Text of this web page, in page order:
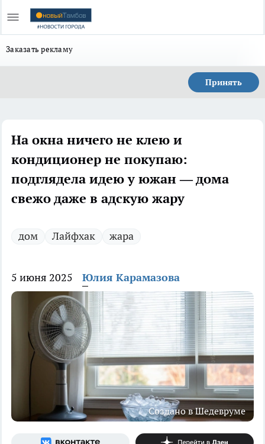
Заказать рекламу
Принять
На окна ничего не клею и
кондиционер не покупаю:
подглядела идею у южан — дома
свежо даже в адскую жару
дом Лайфхак жара
5 июня 2025 Юлия Карамазова
Создано в Шедевруме